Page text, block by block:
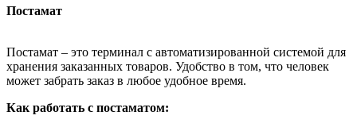
Постамат
Постамат – это терминал с автоматизированной системой для
хранения заказанных товаров. Удобство в том, что человек
может забрать заказ в любое удобное время.
Как работать с постаматом: